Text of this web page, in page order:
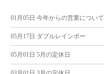
ナ
ビ
ゲ
01月05日 今年からの営業について
05月17日 ダブルレインボー
05月01日 5月の定休日